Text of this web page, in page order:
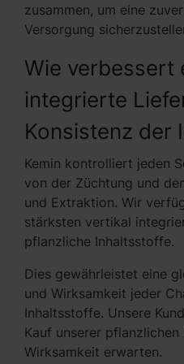
zusammen, um eine
Versorgung
Wie verbessert
integrierte
Konsistenz der
Kemin kontrolliert jeden
von der Züchtung und
und Extraktion. Wir
stärksten vertikal
pflanzliche Inhaltsstoffe.
Dies gewährleistet eine
und Wirksamkeit jeder
Inhaltsstoffe. Unsere
Kauf unserer
Wirksamkeit erwarten.